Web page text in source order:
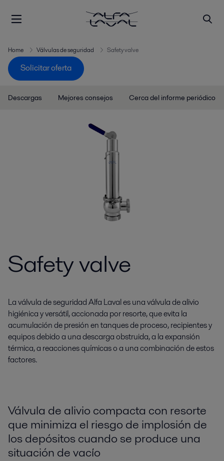
Home Válvulas de seguridad Safety valve
Solicitar oferta
Descargas Mejores consejos Cerca del informe periódico
Safety valve
La válvula de seguridad Alfa Laval es una válvula de alivio
higiénica y versátil, accionada por resorte, que evita la
acumulación de presión en tanques de proceso, recipientes y
equipos debido a una descarga obstruida, a la expansión
térmica, a reacciones químicas o a una combinación de estos
factores.
Válvula de alivio compacta con resorte
que minimiza el riesgo de implosión de
los depósitos cuando se produce una
situación de vacío